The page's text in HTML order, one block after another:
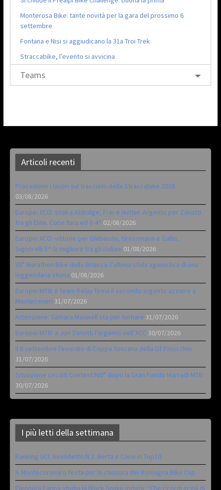
Monterosa Bike: tante novità per la gara del prossimo 6
settembre
Fontana e Nisi si aggiudicano la 31a Troi Trek
Straccabike, l’evento si avvicina
Teams
Articoli recenti
Procedono i lavori sul tracciato della Straccabike 2026
03/08/2026
Europei XCO: titoli a Aldridge, Frei e Hutter. Argento per Zanotti
tra gli Elite. Corvi fora ed è 4^ 02/08/2026
Europei XCO: vittorie per Ghibaudo, Grossmann e Gallis.
Signorelli 5^ la migliore tra gli italiani 01/08/2026
35ª Marathon Bike della Brianza: l’ultima sfida agonistica di una
leggendaria storia 01/08/2026
Europei MTB: il Team Relay firma il secondo argento azzurro a
Monteceneri 31/07/2026
Attenzione: Samara Maxwell sta per tornare 31/07/2026
Europei MTB: a Juri Zanotti l’argento nell’XCC 30/07/2026
Il 6 settembre l’esordio di Coppa Toscana della Gf Pinocchio
31/07/2026
Situazione circuiti Contest360° dopo la Gran Fondo Marradi MTB
30/07/2026
I più letti della settimana
Ranking UCI: Avondetto N.2. Berta e Corvi in Top10
A Montecoronaro festa per la chiusura del Romagna Bike Cup
Eleonora Farina studia la Black Snake iridata: “Che ricordi in Val di